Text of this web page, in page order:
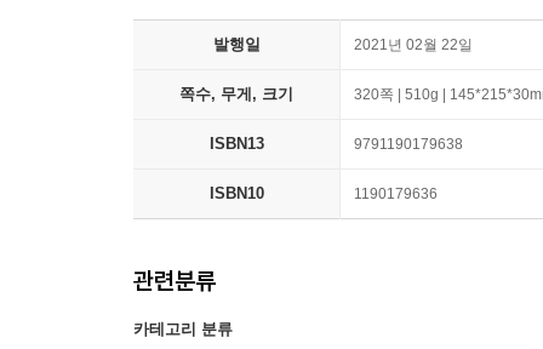
발행일 2021년 02월 22일
쪽수, 무게, 크기 320쪽 | 510g |
ISBN13 9791190179638
ISBN10 1190179636
관련분류
카테고리 분류